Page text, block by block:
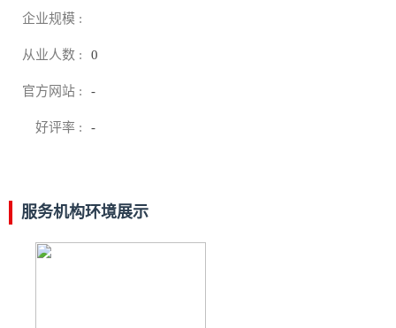
企业规模 :
从业人数 : 0
官方网站 : -
好评率 : -
服务机构环境展示